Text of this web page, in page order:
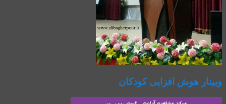
وبینار هوش افزایی کودکان